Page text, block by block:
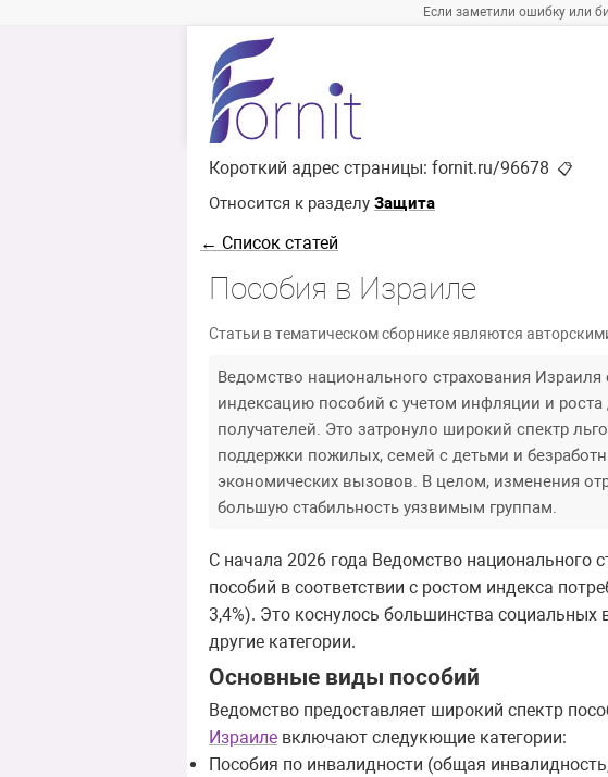
Если заметили ошибку или
Короткий адрес страницы: fornit.ru/96678 📋
Относится к разделу Защита
← Список статей
Пособия в Израиле
Статьи в тематическом сборнике являются
Ведомство национального страхования
индексацию пособий с учетом инфляции и
получателей. Это затронуло широкий спектр
поддержки пожилых, семей с детьми и
экономических вызовов. В целом, изменения
большую стабильность уязвимым группам.
С начала 2026 года Ведомство национального
пособий в соответствии с ростом индекса
3,4%). Это коснулось большинства
другие категории.
Основные виды пособий
Ведомство предоставляет широкий спектр
Израиле включают следукющие категории:
Пособия по инвалидности (общая